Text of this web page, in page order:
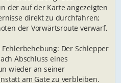
der auf der Karte angezeigten
direkt zu durchfahren;
der Vorwärtsroute verwarf,
Fehlerbehebung: Der Schlepper
Abschluss eines
wieder an seiner
am Gate zu verbleiben.